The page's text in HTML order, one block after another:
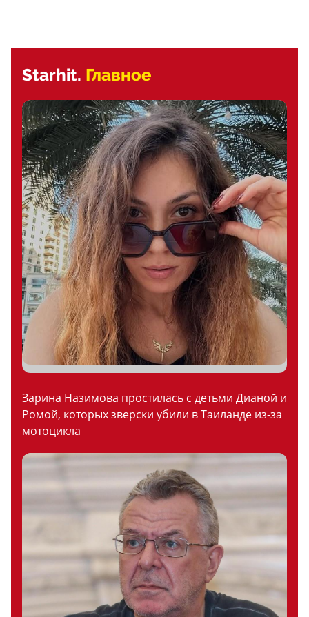
Starhit. Главное
Зарина Назимова простилась с детьми Дианой и
Ромой, которых зверски убили в Таиланде из-за
мотоцикла